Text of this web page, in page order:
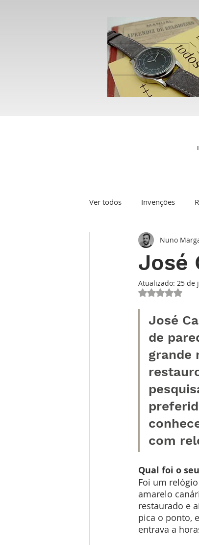
Ver todos Invenções
Entrevista
Conhecimento Relojoeiro
TEMPO FUTURO O
José
Nuno
Atualizado: 25 de
Avaliado
José
de
grande
com
Qual foi o
Foi um
amarelo
restaurado e
pica o ponto,
entrava a